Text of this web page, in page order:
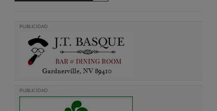
PUBLICIDAD
PUBLICIDAD